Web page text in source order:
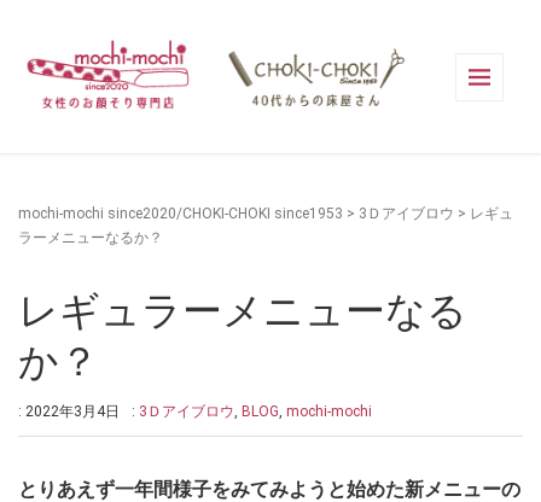
mochi-mochi since2020/CHOKI-CHOKI since1953 > 3Ｄアイブロウ > レギュ
ラーメニューなるか？
レギュラーメニューなる
か？
: 2022年3月4日 : 3Ｄアイブロウ, BLOG, mochi-mochi
とりあえず一年間様子をみてみようと始めた新メニューの